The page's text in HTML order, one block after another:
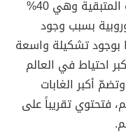
تشكل 60% في قارة آسيا والمساحة المتبقية وهي 40%
بسبب وجود
بوجود تشكيلة واسعة
احتياط في العالم
أكبر الغابات
فتحتوي تقريباً على